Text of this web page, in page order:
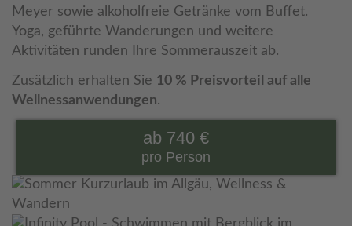
Meyer sowie alkoholfreie Getränke vom Buffet.
Yoga, geführte Wanderungen und weitere
Aktivitäten runden Ihre Sommerauszeit ab.
Zusätzlich erhalten Sie 10 % Preisvorteil auf alle
Wellnessanwendungen.
ab 740 €
pro Person